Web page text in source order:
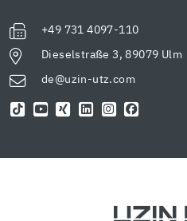
+49 731 4097-110
Dieselstraße 3, 89079 Ulm
de@uzin-utz.com